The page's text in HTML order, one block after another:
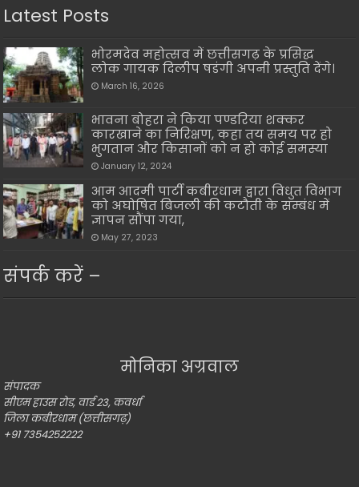
Latest Posts
भोरमदेव महोत्सव में छत्तीसगढ़ के प्रसिद्ध
लोक गायक दिलीप षडंगी अपनी प्रस्तुति देंगे।
March 16, 2026
भावना बोहरा ने किया पण्डरिया शक्कर
कारखाने का निरिक्षण, कहा तय समय पर हो
भुगतान और किसानों को न हो कोई समस्या
January 12, 2024
आम आदमी पार्टी कबीरधाम द्वारा विधुत विभाग
को अघोषित बिजली की कटौती के सम्बंध में
ज्ञापन सौंपा गया,
May 27, 2023
संपर्क करें –
मोनिका अग्रवाल
संपादक
सीएम हाउस रोड, वार्ड 23, कवर्धा
जिला कबीरधाम (छत्तीसगढ़)
+91 7354252222